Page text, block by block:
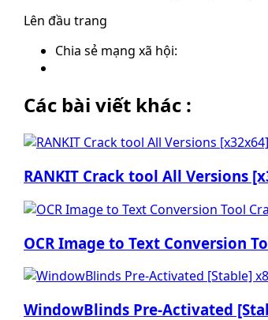
Lên đầu trang
Chia sẻ mạng xã hội:
Các bài viết khác :
RANKIT Crack tool All Versions
OCR Image to Text Conversion
WindowBlinds Pre-Activated